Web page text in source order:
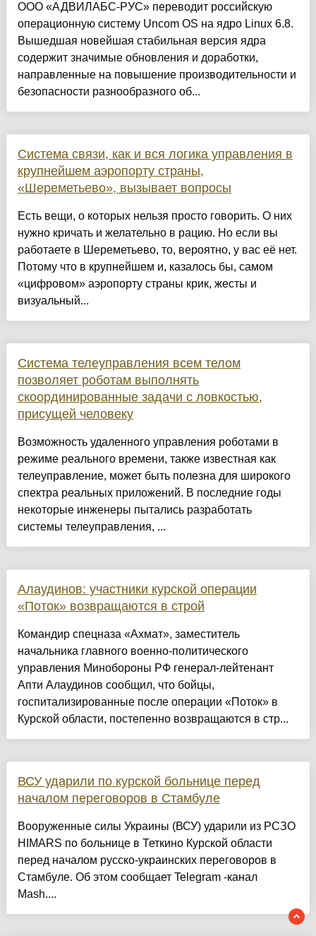
ООО «АДВИЛАБС-РУС» переводит российскую
операционную систему Uncom OS на ядро Linux 6.8.
Вышедшая новейшая стабильная версия ядра
содержит значимые обновления и доработки,
направленные на повышение производительности и
безопасности разнообразного об...
Система связи, как и вся логика управления в
крупнейшем аэропорту страны,
«Шереметьево», вызывает вопросы
Есть вещи, о которых нельзя просто говорить. О них
нужно кричать и желательно в рацию. Но если вы
работаете в Шереметьево, то, вероятно, у вас её нет.
Потому что в крупнейшем и, казалось бы, самом
«цифровом» аэропорту страны крик, жесты и
визуальный...
Система телеуправления всем телом
позволяет роботам выполнять
скоординированные задачи с ловкостью,
присущей человеку
Возможность удаленного управления роботами в
режиме реального времени, также известная как
телеуправление, может быть полезна для широкого
спектра реальных приложений. В последние годы
некоторые инженеры пытались разработать
системы телеуправления, ...
Алаудинов: участники курской операции
«Поток» возвращаются в строй
Командир спецназа «Ахмат», заместитель
начальника главного военно-политического
управления Минобороны РФ генерал-лейтенант
Апти Алаудинов сообщил, что бойцы,
госпитализированные после операции «Поток» в
Курской области, постепенно возвращаются в стр...
ВСУ ударили по курской больнице перед
началом переговоров в Стамбуле
Вооруженные силы Украины (ВСУ) ударили из РСЗО
HIMARS по больнице в Теткино Курской области
перед началом русско-украинских переговоров в
Стамбуле. Об этом сообщает Telegram -канал
Mash....